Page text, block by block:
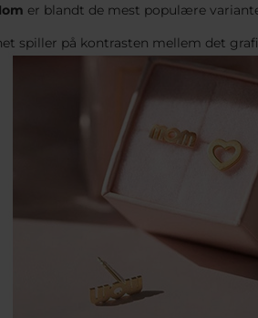
er blandt de mest populære
spiller på kontrasten mellem det